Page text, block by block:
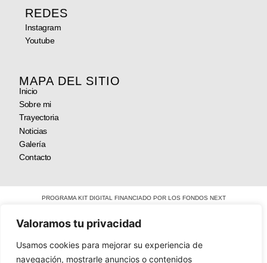
Valoramos tu privacidad
Usamos cookies para mejorar su experiencia de
navegación, mostrarle anuncios o contenidos
REDES
Instagram
Youtube
MAPA DEL SITIO
Inicio
Sobre mi
Trayectoria
Noticias
Galería
Contacto
PROGRAMA KIT DIGITAL FINANCIADO POR LOS FONDOS NEXT